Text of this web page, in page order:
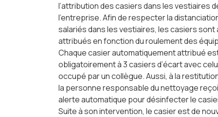
l’attribution des casiers dans les vestiaires
l’entreprise. Afin de respecter la
salariés dans les vestiaires, les casiers sont
attribués en fonction du roulement des
Chaque casier automatiquement attribué
obligatoirement à 3 casiers d’écart avec
occupé par un collègue. Aussi, à la
la personne responsable du nettoyage
alerte automatique pour désinfecter le
Suite à son intervention, le casier est de